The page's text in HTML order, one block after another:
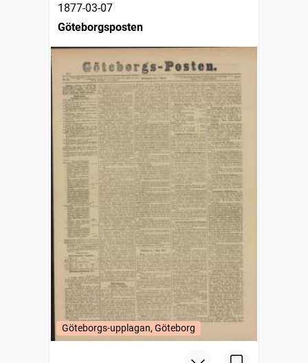
1877-03-07
Göteborgsposten
Göteborgs-upplagan, Göteborg